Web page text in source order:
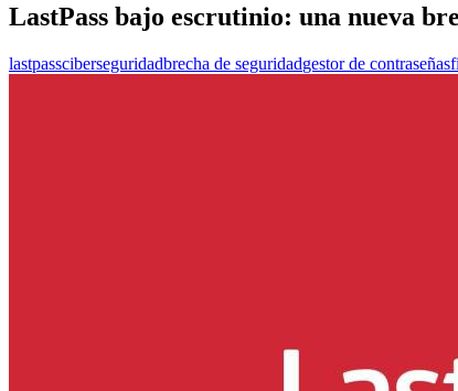
LastPass bajo escrutinio: una nueva
lastpassciberseguridadbrecha de seguridadgestor de contraseñas